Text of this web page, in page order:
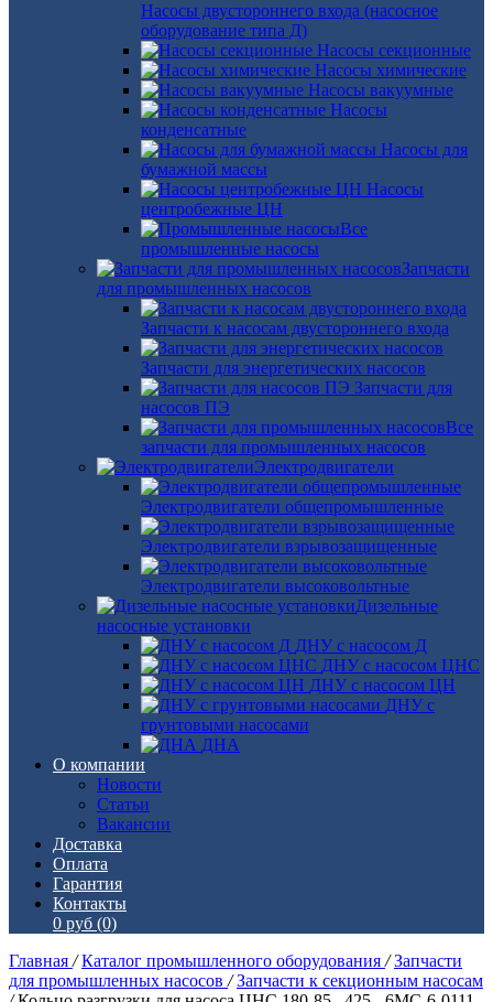
Насосы двустороннего входа (насосное
оборудование типа Д)
Насосы секционные
Насосы химические
Насосы вакуумные
Насосы
конденсатные
Насосы для
бумажной массы
Насосы
центробежные ЦН
Все
промышленные насосы
Запчасти
для промышленных насосов
Запчасти к насосам двустороннего входа
Запчасти для энергетических насосов
Запчасти для
насосов ПЭ
Все
запчасти для промышленных насосов
Электродвигатели
Электродвигатели общепромышленные
Электродвигатели взрывозащищенные
Электродвигатели высоковольтные
Дизельные
насосные установки
ДНУ с насосом Д
ДНУ с насосом ЦНС
ДНУ с насосом ЦН
ДНУ с
грунтовыми насосами
ДНА
О компании
Новости
Статьи
Вакансии
Доставка
Оплата
Гарантия
Контакты
0 руб (0)
Главная / Каталог промышленного оборудования / Запчасти
для промышленных насосов / Запчасти к секционным насосам